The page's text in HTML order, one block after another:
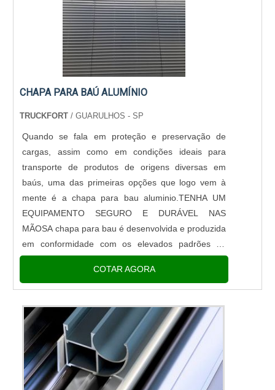
CHAPA PARA BAÚ ALUMÍNIO
TRUCKFORT/ GUARULHOS - SP
Quando se fala em proteção e preservação de
cargas, assim como em condições ideais para
transporte de produtos de origens diversas em
baús, uma das primeiras opções que logo vem à
mente é a chapa para bau aluminio.TENHA UM
EQUIPAMENTO SEGURO E DURÁVEL NAS
MÃOSA chapa para bau é desenvolvida e produzida
em conformidade com os elevados padrões de
qualidade para o resultado ser traduzido em
situações ideais de armazenamento de itens
divers...
COTAR AGORA